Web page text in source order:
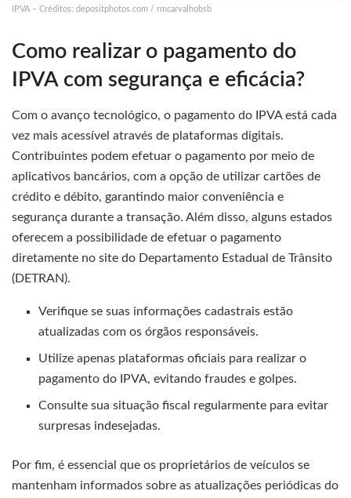
IPVA – Créditos: depositphotos.com / rmcarvalhobsb
Como realizar o pagamento do
IPVA com segurança e eficácia?
Com o avanço tecnológico, o pagamento do IPVA está cada
vez mais acessível através de plataformas digitais.
Contribuintes podem efetuar o pagamento por meio de
aplicativos bancários, com a opção de utilizar cartões de
crédito e débito, garantindo maior conveniência e
segurança durante a transação. Além disso, alguns estados
oferecem a possibilidade de efetuar o pagamento
diretamente no site do Departamento Estadual de Trânsito
(DETRAN).
Verifique se suas informações cadastrais estão
atualizadas com os órgãos responsáveis.
Utilize apenas plataformas oficiais para realizar o
pagamento do IPVA, evitando fraudes e golpes.
Consulte sua situação fiscal regularmente para evitar
surpresas indesejadas.
Por fim, é essencial que os proprietários de veículos se
mantenham informados sobre as atualizações periódicas do